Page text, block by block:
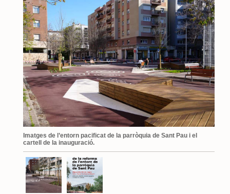
Imatges de l’entorn pacificat de la parròquia de Sant Pau i el
cartell de la inauguració.